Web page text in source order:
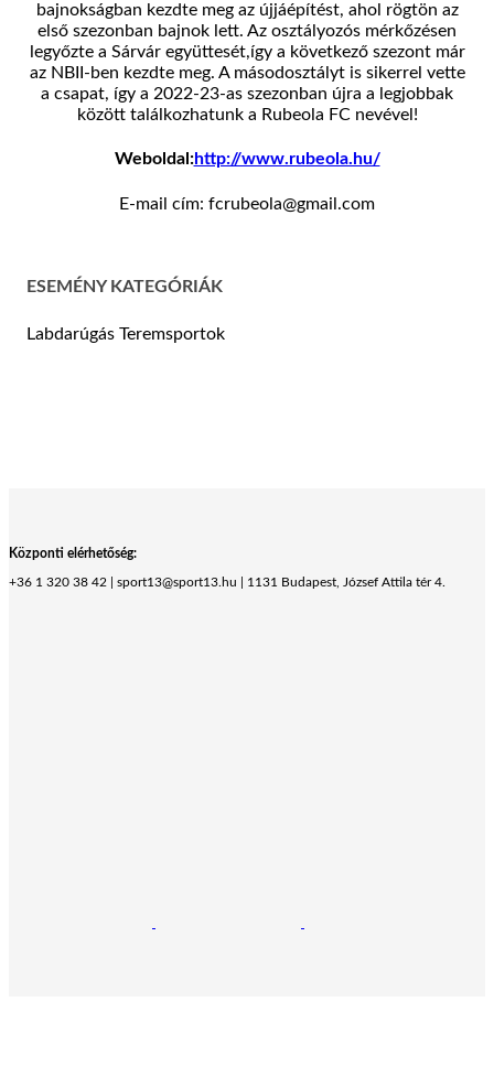
bajnokságban kezdte meg az újjáépítést, ahol rögtön az
első szezonban bajnok lett. Az osztályozós mérkőzésen
legyőzte a Sárvár együttesét,így a következő szezont már
az NBII-ben kezdte meg. A másodosztályt is sikerrel vette
a csapat, így a 2022-23-as szezonban újra a legjobbak
között találkozhatunk a Rubeola FC nevével!
Weboldal:http://www.rubeola.hu/
E-mail cím: fcrubeola@gmail.com
ESEMÉNY KATEGÓRIÁK
Labdarúgás Teremsportok
Központi elérhetőség:
+36 1 320 38 42 | sport13@sport13.hu | 1131 Budapest, József Attila tér 4.